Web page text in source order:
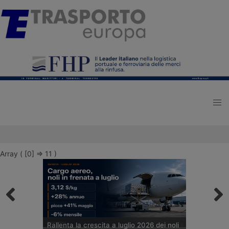
Array ( [0] => 11 )
Rallenta la crescita a luglio 2026 dei noli